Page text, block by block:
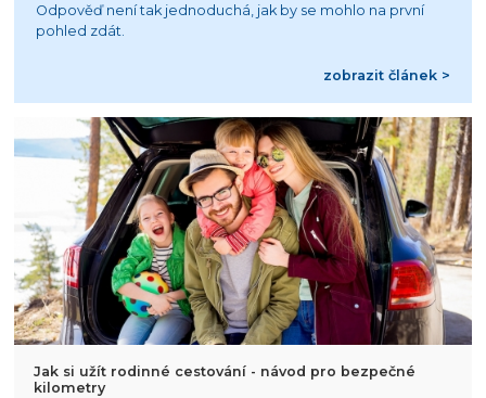
Odpověď není tak jednoduchá, jak by se mohlo na první
pohled zdát.
zobrazit článek >
Jak si užít rodinné cestování - návod pro bezpečné
kilometry